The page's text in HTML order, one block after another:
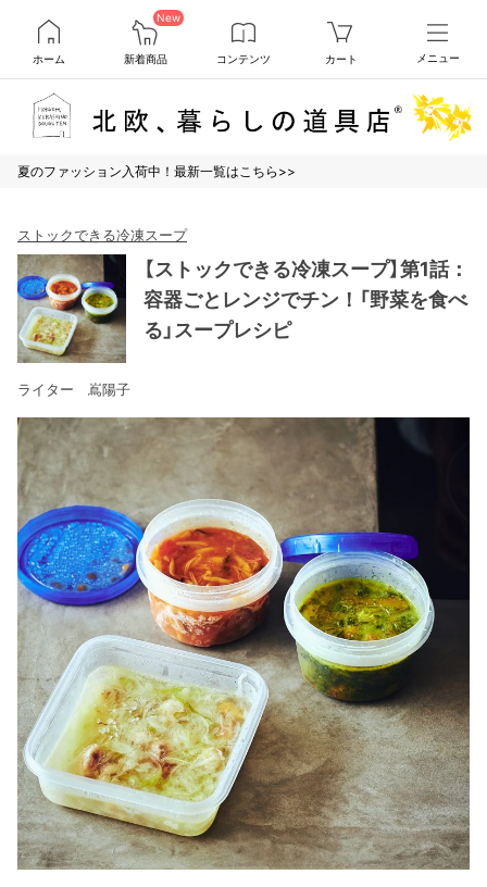
ホーム
New
新着商品 コンテンツ カート メニュー
夏のファッション入荷中！最新一覧はこちら>>
ストックできる冷凍スープ
【ストックできる冷凍スープ】第1話：
容器ごとレンジでチン！「野菜を食べ
る」スープレシピ
ライター 嶌陽子